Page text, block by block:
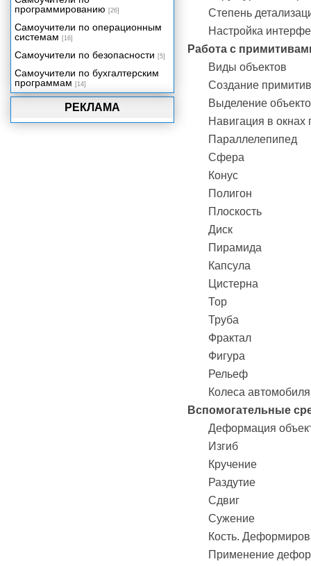
Степень
Настройка
Работа с
Виды объектов
Создание
Выделение
Навигация в окнах
Параллелепипед
Сфера
Конус
Полигон
Плоскость
Диск
Пирамида
Капсула
Цистерна
Тор
Труба
Фрактал
Фигура
Рельеф
Колеса автомобиля
Вспомогательные
Деформация
Изгиб
Кручение
Раздутие
Сдвиг
Сужение
Кость.
Применение
РЕКЛАМА
программированию [26]
Самоучители по операционным
системам [16]
Самоучители по безопасности [5]
Самоучители по бухгалтерским
программам [14]